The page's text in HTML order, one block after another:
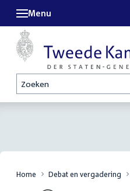
Zoeken
Menu
Home Debat en vergadering